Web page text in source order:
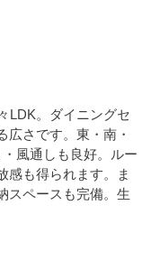
LDK。ダイニングセ
広さです。東・南・
風通しも良好。ルー
感も得られます。ま
スペースも完備。生